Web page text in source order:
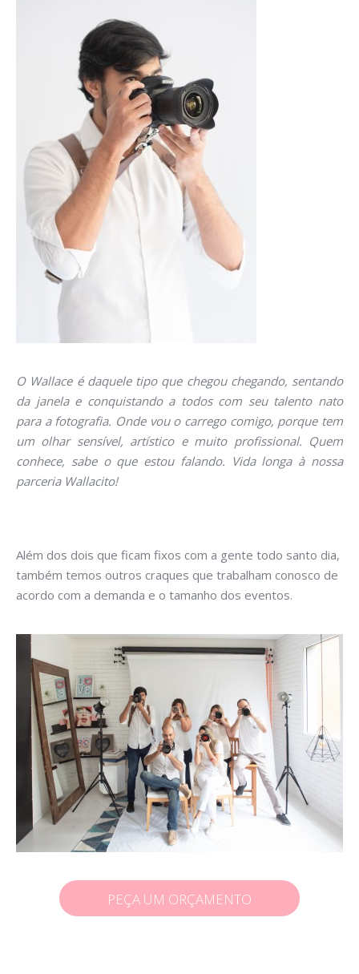
O Wallace é daquele tipo que chegou chegando, sentando
da janela e conquistando a todos com seu talento nato
para a fotografia. Onde vou o carrego comigo, porque tem
um olhar sensível, artístico e muito profissional. Quem
conhece, sabe o que estou falando. Vida longa à nossa
parceria Wallacito!
Além dos dois que ficam fixos com a gente todo santo dia,
também temos outros craques que trabalham conosco de
acordo com a demanda e o tamanho dos eventos.
PEÇA UM ORÇAMENTO